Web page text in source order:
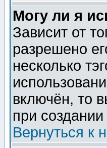
Могу ли я
Зависит от
разрешено
несколько
включён, то
при
Вернуться к